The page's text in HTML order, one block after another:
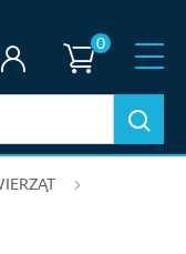
0